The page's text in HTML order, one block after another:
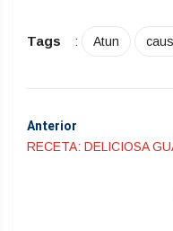
Tags : Atun
Anterior
RECETA: DELICIOSA